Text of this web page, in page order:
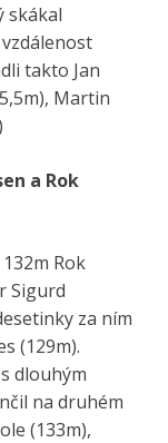
skákal
takto Jan
Martin
a Rok
Rok
Sigurd
za ním
(129m).
dlouhým
na druhém
(133m),